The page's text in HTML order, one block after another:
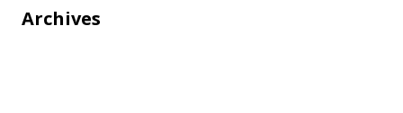
Archives